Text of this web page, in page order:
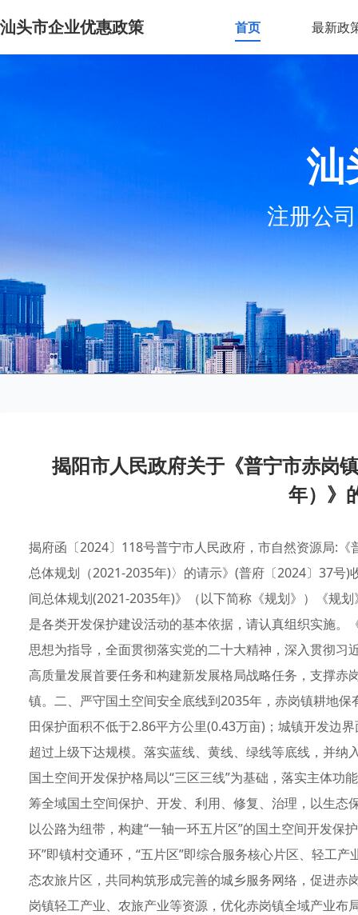
汕头市企业优惠政策 首页 最新政
汕
注册公
揭阳市人民政府关于《普宁市赤岗
年）》
揭府函〔2024〕118号普宁市人民政府，市自然资源局:
总体规划（2021-2035年)〉的请示》(普府〔2024〕37号
间总体规划(2021-2035年)》（以下简称《规划》）《规
是各类开发保护建设活动的基本依据，请认真组织实施
思想为指导，全面贯彻落实党的二十大精神，深入贯彻
高质量发展首要任务和构建新发展格局战略任务，支撑
镇。二、严守国土空间安全底线到2035年，赤岗镇耕地
田保护面积不低于2.86平方公里(0.43万亩)；城镇开发边
超过上级下达规模。落实蓝线、黄线、绿线等底线，并纳
国土空间开发保护格局以“三区三线”为基础，落实主体
筹全域国土空间保护、开发、利用、修复、治理，以生
以公路为纽带，构建“一轴一环五片区”的国土空间开发保
环”即镇村交通环，“五片区”即综合服务核心片区、轻工
态农旅片区，共同构筑形成完善的城乡服务网络，促进
岗镇轻工产业、农旅产业等资源，优化赤岗镇全域产业布